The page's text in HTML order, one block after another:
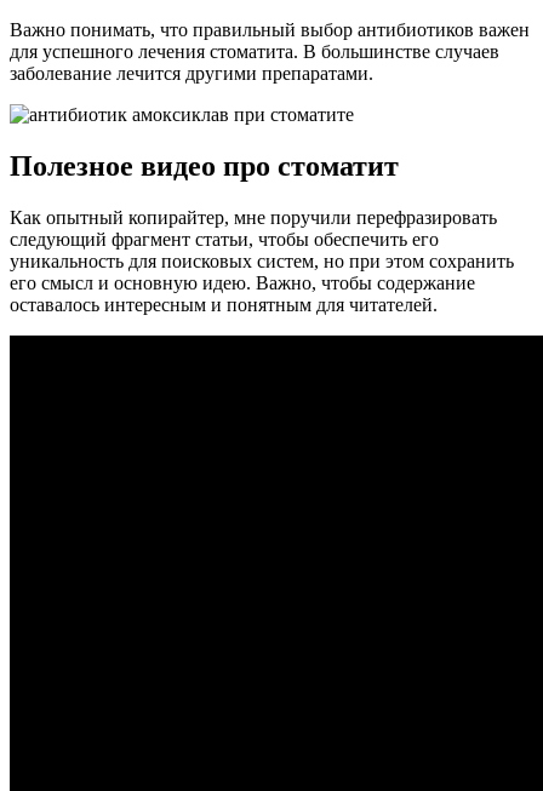
Важно понимать, что правильный выбор антибиотиков важен
для успешного лечения стоматита. В большинстве случаев
заболевание лечится другими препаратами.
Полезное видео про стоматит
Как опытный копирайтер, мне поручили перефразировать
следующий фрагмент статьи, чтобы обеспечить его
уникальность для поисковых систем, но при этом сохранить
его смысл и основную идею. Важно, чтобы содержание
оставалось интересным и понятным для читателей.